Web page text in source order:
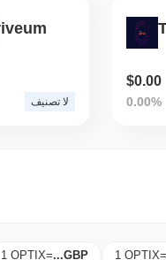
لا تصنيف
$0.00
0.00%
1 OPTIX=...GBP 1 OPTIX=